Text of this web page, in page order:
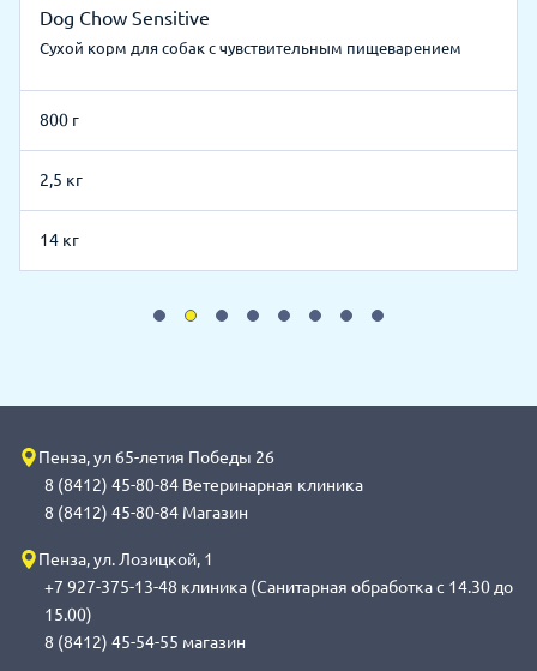
Dog Chow Sensitive
Сухой корм для собак с чувствительным пищеварением
800 г
2,5 кг
14 кг
Пенза, ул 65-летия Победы 26
8 (8412) 45-80-84 Ветеринарная клиника
8 (8412) 45-80-84 Магазин
Пенза, ул. Лозицкой, 1
+7 927-375-13-48 клиника (Санитарная обработка с 14.30 до
15.00)
8 (8412) 45-54-55 магазин